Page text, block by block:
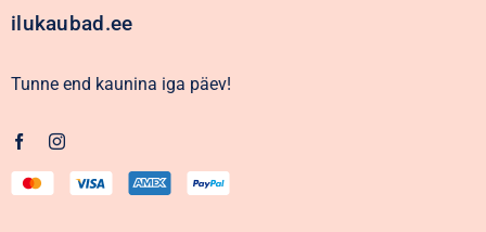
ilukaubad.ee
Tunne end kaunina iga päev!